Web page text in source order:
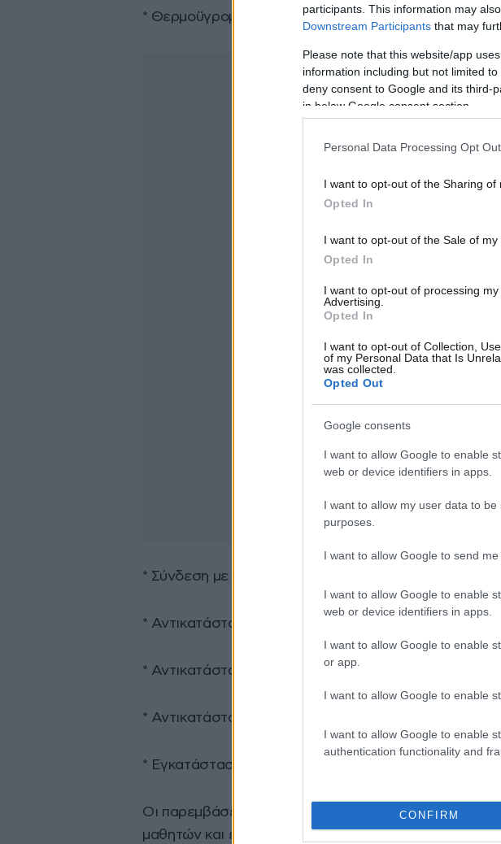
participants. This information may
Downstream Participants that may
Please note that this website/app
information including but not limited
deny consent to Google and its third-
in below Google consent section.
Personal Data Processing Opt
I want to opt-out of the Sharing of
Opted In
I want to opt-out of the Sale of my
Opted In
I want to opt-out of processing
Advertising.
Opted In
I want to opt-out of Collection,
of my Personal Data that Is
was collected.
Opted Out
Google consents
I want to allow Google to enable
web or device identifiers in apps.
I want to allow my user data to
purposes.
I want to allow Google to send
I want to allow Google to enable
web or device identifiers in apps.
I want to allow Google to enable
or app.
I want to allow Google to enable
I want to allow Google to enable
authentication functionality and
CONFIRM
*⁠ ⁠Θερμοϋγρομόνωση δώματος
*⁠ ⁠Σύνδεση με το δίκτυο Φυσικού Αερίου
*⁠ ⁠Αντικατάσταση λέβητα κεντρικής θέρμανσης
*⁠ ⁠Αντικατάσταση κλιματιστικών συσκευών
*⁠ ⁠Αντικατάσταση φωτιστικών σωμάτων με τεχνολογία
*⁠ ⁠Εγκατάσταση φωτοβολταϊκού συστήματος με
Οι παρεμβάσεις αυτές, αναμένεται να βελτιώσουν
μαθητών και εκπαιδευτικών, προσφέροντας ένα πιο